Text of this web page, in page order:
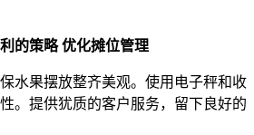
的策略 优化摊位管理
水果摆放整齐美观。使用电子秤和收
。提供犹质的客户服务，留下良好的